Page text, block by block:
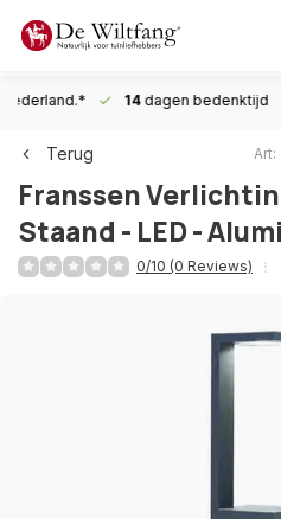
14dagen bedenktijd
Terug
Franssen
Staand - LED -
0/10 (0 Reviews)